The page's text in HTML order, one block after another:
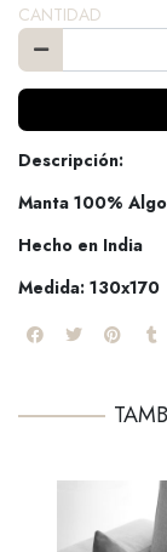
CANTIDAD
Descripción:
Manta 100%
Hecho en India
Medida: 130x170